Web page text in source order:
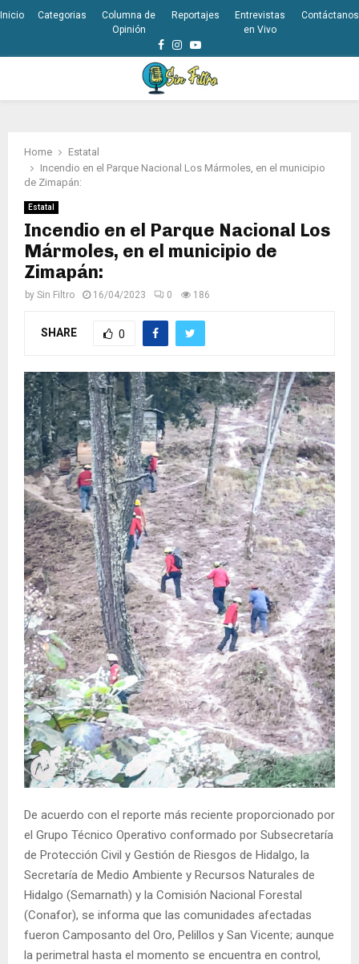
Inicio Categorias
Columna de
Opinión
Reportajes
Entrevistas
en Vivo
Contáctanos
Facebook
Instagram
Youtube
Home
Estatal
Incendio en el Parque Nacional Los Mármoles, en el municipio
de Zimapán:
Estatal
Incendio en el Parque Nacional Los
Mármoles, en el municipio de
Zimapán:
by Sin Filtro 16/04/2023 0 186
SHARE 0
De acuerdo con el reporte más reciente proporcionado por
el Grupo Técnico Operativo conformado por Subsecretaría
de Protección Civil y Gestión de Riesgos de Hidalgo, la
Secretaría de Medio Ambiente y Recursos Naturales de
Hidalgo (Semarnath) y la Comisión Nacional Forestal
(Conafor), se informa que las comunidades afectadas
fueron Camposanto del Oro, Pelillos y San Vicente; aunque
la perimetral hasta el momento se encuentra en control,